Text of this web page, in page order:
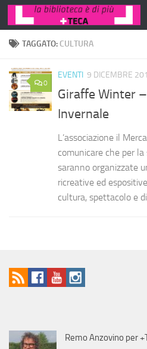
Salta al contenuto
TAGGATO: CULTURA
0
EVENTI 9 DICEMBRE
Giraffe Winter
Invernale
L’associazione il
comunicare che per
saranno organizzate
ricreative ed
cultura, spettacolo e
Remo Anzovino per